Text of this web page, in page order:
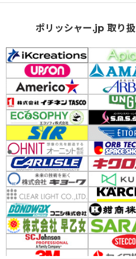
ポリッシャー.jp 取り